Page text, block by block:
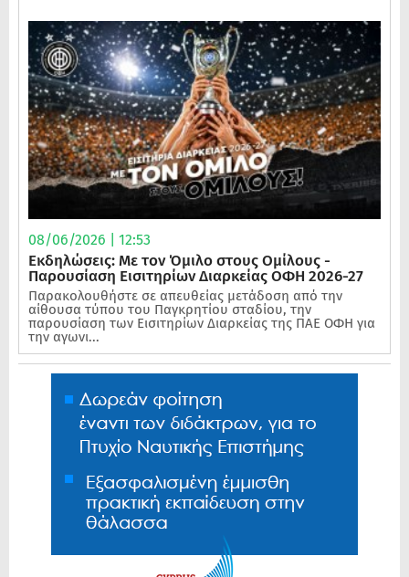
08/06/2026 | 12:53
Εκδηλώσεις: Με τον Όμιλο στους Ομίλους -
Παρουσίαση Εισιτηρίων Διαρκείας ΟΦΗ 2026-27
Παρακολουθήστε σε απευθείας μετάδοση από την
αίθουσα τύπου του Παγκρητίου σταδίου, την
παρουσίαση των Εισιτηρίων Διαρκείας της ΠΑΕ ΟΦΗ για
την αγωνι...